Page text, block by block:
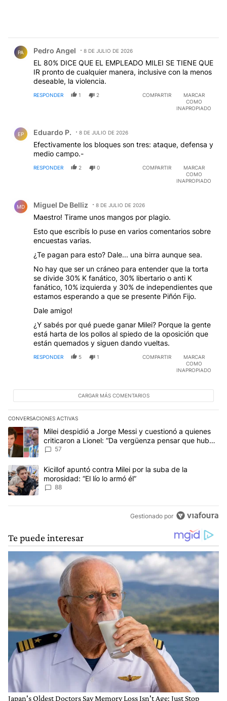
PA Pedro Angel 8 DE JULIO DE 2026
EL 80% DICE QUE EL EMPLEADO MILEI SE TIENE QUE
IR pronto de cualquier manera, inclusive con la menos
deseable, la violencia.
RESPONDER 1 2 COMPARTIR
MARCAR
COMO
INAPROPIADO
EP Eduardo P. 8 DE JULIO DE 2026
Efectivamente los bloques son tres: ataque, defensa y
medio campo.-
RESPONDER 2 0 COMPARTIR
MARCAR
COMO
INAPROPIADO
MD Miguel De Belliz 8 DE JULIO DE 2026
Maestro! Tirame unos mangos por plagio.
Esto que escribís lo puse en varios comentarios sobre
encuestas varias.
¿Te pagan para esto? Dale... una birra aunque sea.
No hay que ser un cráneo para entender que la torta
se divide 30% K fanático, 30% libertario o anti K
fanático, 10% izquierda y 30% de independientes que
estamos esperando a que se presente Piñón Fijo.
Dale amigo!
¿Y sabés por qué puede ganar Milei? Porque la gente
está harta de los pollos al spiedo de la oposición que
están quemados y siguen dando vueltas.
RESPONDER 5 1 COMPARTIR
MARCAR
COMO
INAPROPIADO
CARGAR MÁS COMENTARIOS
CONVERSACIONES ACTIVAS
Este listado muestra los artículos con más comentarios en los
Un artículo de tendencia con el título "Milei despidió a Jorge
Milei despidió a Jorge Messi y cuestionó a quienes
criticaron a Lionel: “Da vergüenza pensar que hubo
anti-Messi”
57
Un artículo de tendencia con el título "Kicillof apuntó contra Milei
Kicillof apuntó contra Milei por la suba de la
morosidad: “El lío lo armó él”
88
Gestionado por